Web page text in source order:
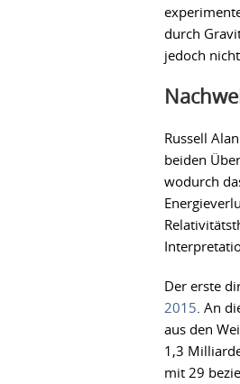
durch
jedoch
Russell
beiden
wodurch
Der erste
2015. An
aus den
1,3
mit 29